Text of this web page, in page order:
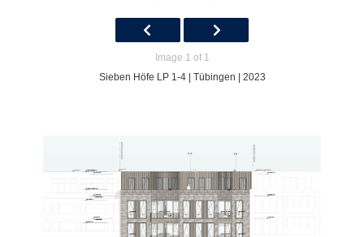
Image 1 of 1
Sieben Höfe LP 1-4 | Tübingen | 2023